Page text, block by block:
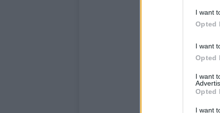
I want
Opted
I want
Opted
I want
Opted
I want